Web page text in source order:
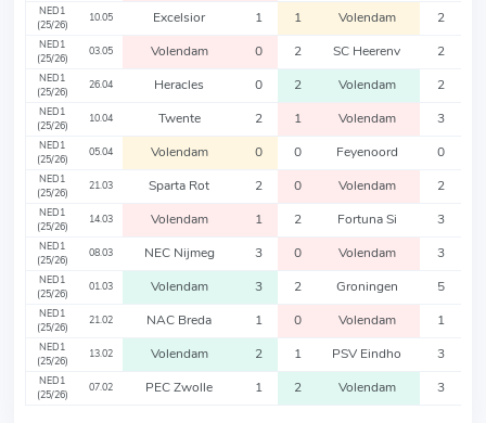
NED1
(25/26)
10.05 Excelsior 1 1 Volendam 2
NED1
(25/26)
03.05 Volendam 0 2 SC Heerenv 2
NED1
(25/26)
26.04 Heracles 0 2 Volendam 2
NED1
(25/26)
10.04 Twente 2 1 Volendam 3
NED1
(25/26)
05.04 Volendam 0 0 Feyenoord 0
NED1
(25/26)
21.03 Sparta Rot 2 0 Volendam 2
NED1
(25/26)
14.03 Volendam 1 2 Fortuna Si 3
NED1
(25/26)
08.03 NEC Nijmeg 3 0 Volendam 3
NED1
(25/26)
01.03 Volendam 3 2 Groningen 5
NED1
(25/26)
21.02 NAC Breda 1 0 Volendam 1
NED1
(25/26)
13.02 Volendam 2 1 PSV Eindho 3
NED1
(25/26)
07.02 PEC Zwolle 1 2 Volendam 3